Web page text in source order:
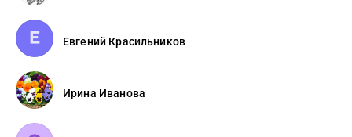
Евгений Красильников
Ирина Иванова